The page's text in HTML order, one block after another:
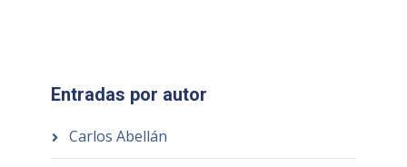
Entradas por autor
Carlos Abellán